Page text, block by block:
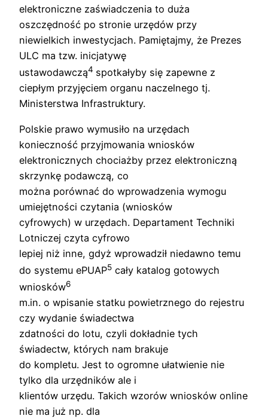
elektroniczne zaświadczenia to duża
oszczędność po stronie urzędów przy
niewielkich inwestycjach. Pamiętajmy, że Prezes
ULC ma tzw. inicjatywę
ustawodawczą4 spotkałyby się zapewne z
ciepłym przyjęciem organu naczelnego tj.
Ministerstwa Infrastruktury.
Polskie prawo wymusiło na urzędach
konieczność przyjmowania wniosków
elektronicznych chociażby przez elektroniczną
skrzynkę podawczą, co
można porównać do wprowadzenia wymogu
umiejętności czytania (wniosków
cyfrowych) w urzędach. Departament Techniki
Lotniczej czyta cyfrowo
lepiej niż inne, gdyż wprowadził niedawno temu
do systemu ePUAP5 cały katalog gotowych
wniosków6
m.in. o wpisanie statku powietrznego do rejestru
czy wydanie świadectwa
zdatności do lotu, czyli dokładnie tych
świadectw, których nam brakuje
do kompletu. Jest to ogromne ułatwienie nie
tylko dla urzędników ale i
klientów urzędu. Takich wzorów wniosków online
nie ma już np. dla